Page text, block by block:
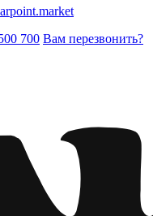
700 Вам перезвонить?